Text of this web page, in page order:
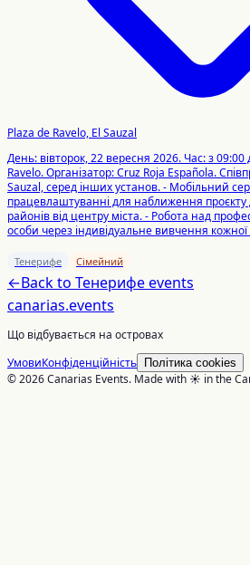
Plaza de Ravelo, El Sauzal
День: вівторок, 22 вересня 2026. Час: з
Ravelo. Організатор: Cruz Roja Española.
Sauzal, серед інших установ. - Мобільний
працевлаштуванні для наближення
районів від центру містa. - Робота над
особи через індивідуальне вивчення
Тенерифе Сімейний
←Back to Тенерифеevents
canarias.events
Що відбувається на островах
УмовиКонфіденційність Політика cookies
© 2026 Canarias Events. Made with ☀️ in the